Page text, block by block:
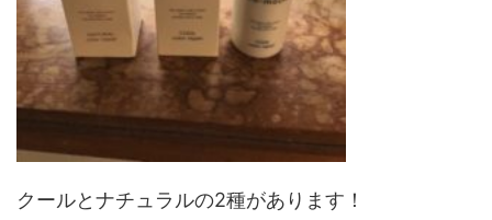
クールとナチュラルの2種があります！